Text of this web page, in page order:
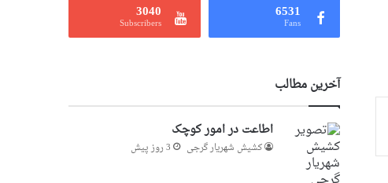
6531
Fans
3040
Subscribers
آخرین مطالب
اطاعت در امور کوچک
کشیش شهریار گرجى 3 روز پیش